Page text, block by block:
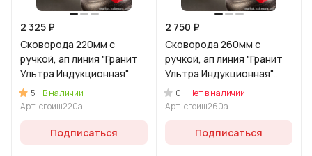
2 325 ₽
Сковорода 220мм с
ручкой, ап линия "Гранит
Ультра Индукционная"
(оригинальный)
5
В наличии
Арт.сгоиш220а
Подписаться
2 750 ₽
Сковорода 260мм с
ручкой, ап линия "Гранит
Ультра Индукционная"
(оригинальный)
0
Нет в наличии
Арт.сгоиш260а
Подписаться